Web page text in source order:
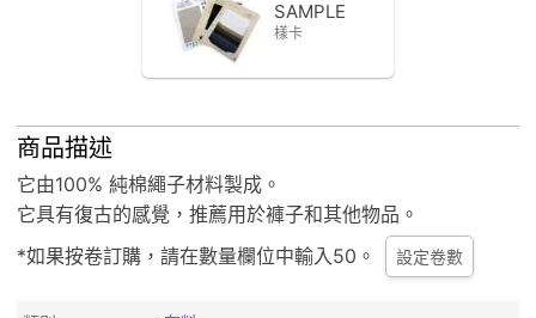
SAMPLE
樣卡
商品描述
它由100% 純棉繩子材料製成。
它具有復古的感覺，推薦用於褲子和其他物品。
*如果按卷訂購，請在數量欄位中輸入50。
設定卷數